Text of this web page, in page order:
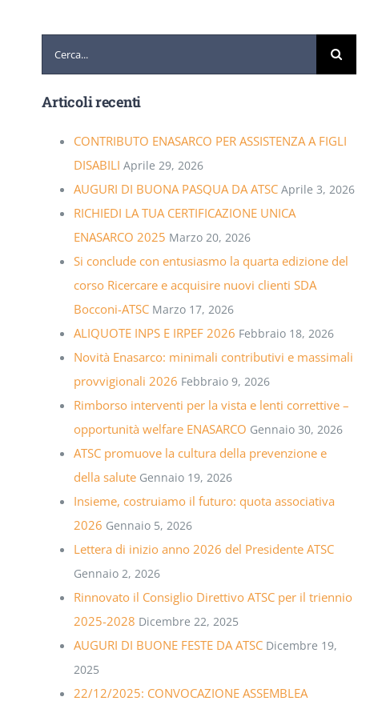
Articoli recenti
CONTRIBUTO ENASARCO PER ASSISTENZA A FIGLI
DISABILI Aprile 29, 2026
AUGURI DI BUONA PASQUA DA ATSC Aprile 3, 2026
RICHIEDI LA TUA CERTIFICAZIONE UNICA
ENASARCO 2025 Marzo 20, 2026
Si conclude con entusiasmo la quarta edizione del
corso Ricercare e acquisire nuovi clienti SDA
Bocconi-ATSC Marzo 17, 2026
ALIQUOTE INPS E IRPEF 2026 Febbraio 18, 2026
Novità Enasarco: minimali contributivi e massimali
provvigionali 2026 Febbraio 9, 2026
Rimborso interventi per la vista e lenti correttive –
opportunità welfare ENASARCO Gennaio 30, 2026
ATSC promuove la cultura della prevenzione e
della salute Gennaio 19, 2026
Insieme, costruiamo il futuro: quota associativa
2026 Gennaio 5, 2026
Lettera di inizio anno 2026 del Presidente ATSC
Gennaio 2, 2026
Rinnovato il Consiglio Direttivo ATSC per il triennio
2025-2028 Dicembre 22, 2025
AUGURI DI BUONE FESTE DA ATSC Dicembre 19,
2025
22/12/2025: CONVOCAZIONE ASSEMBLEA